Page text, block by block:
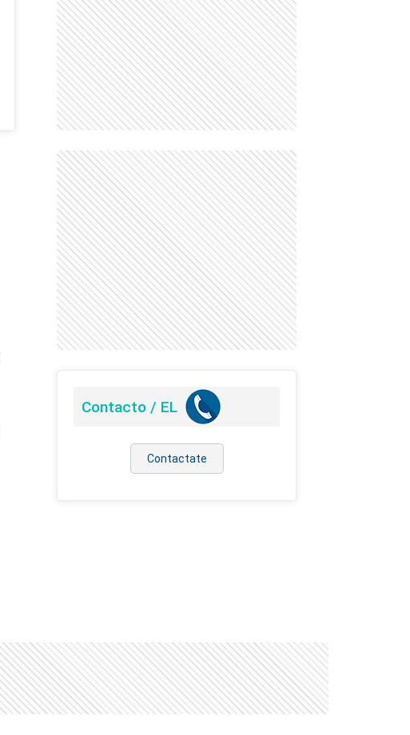
Contacto / EL
Contactate